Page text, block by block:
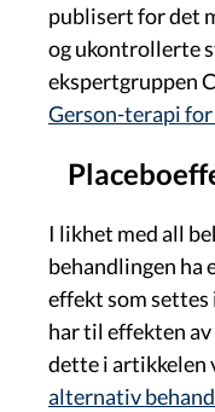
publisert for det
og ukontrollerte
ekspertgruppen
Gerson-terapi
I likhet med all
behandlingen ha
effekt som settes
har til effekten av
dette i artikkelen
alternativ